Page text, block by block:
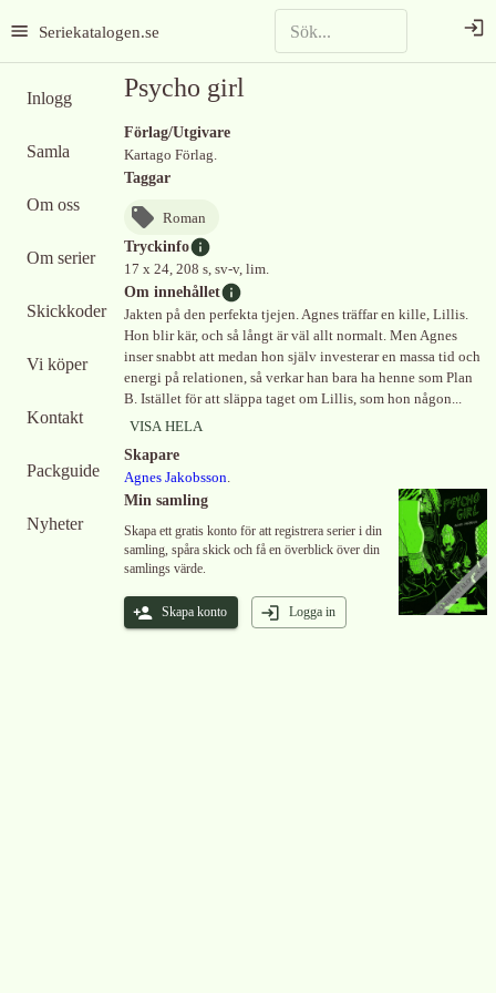
Seriekatalogen.se
Inlogg
Samla
Om oss
Om serier
Skickkoder
Vi köper
Kontakt
Packguide
Nyheter
Psycho girl
Förlag/Utgivare
Kartago Förlag.
Taggar
Roman
Tryckinfo
17 x 24, 208 s, sv-v, lim.
Om innehållet
Jakten på den perfekta tjejen. Agnes träffar en kille, Lillis.
Hon blir kär, och så långt är väl allt normalt. Men Agnes
inser snabbt att medan hon själv investerar en massa tid och
energi på relationen, så verkar han bara ha henne som Plan
B. Istället för att släppa taget om Lillis, som hon någon...
VISA HELA
Skapare
Agnes Jakobsson.
Min samling
Skapa ett gratis konto för att registrera serier i din
samling, spåra skick och få en överblick över din
samlings värde.
Skapa konto Logga in